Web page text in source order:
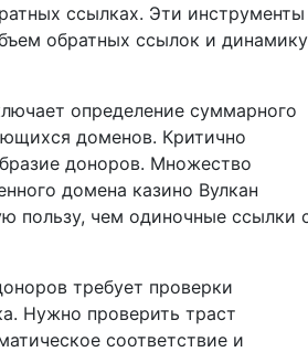
ссылках. Эти инструменты
обратных ссылок и динамику
определение суммарного
доменов. Критично
доноров. Множество
домена казино Вулкан
пользу, чем одиночные ссылки
требует проверки
Нужно проверить траст
соответствие и